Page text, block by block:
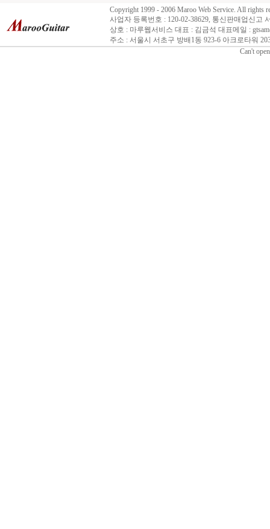
Copyright 1999 - 2006 Maroo Web Service. All rights
사업자 등록번호 : 120-02-38629, 통신판매업신고
상호 : 마루웹서비스 대표 : 김금석 대표메일 :
주소 : 서울시 서초구 방배1동 923-6 아크로타워
Can't